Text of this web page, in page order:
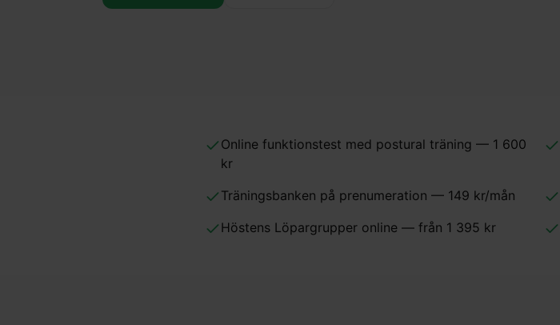
Online funktionstest med postural träning — 1 600
kr
Träningsbanken på prenumeration — 149 kr/mån
Höstens Löpargrupper online — från 1 395 kr